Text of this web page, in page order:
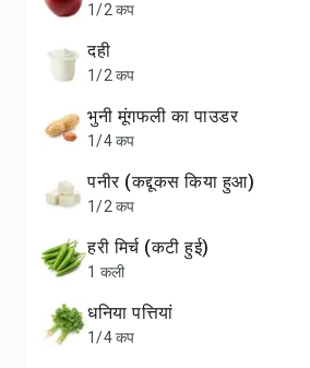
1/2 कप
दही
1/2 कप
भुनी मूंगफली का पाउडर
1/4 कप
पनीर (कद्दूकस किया हुआ)
1/2 कप
हरी मिर्च (कटी हुई)
1 कली
धनिया पत्तियां
1/4 कप